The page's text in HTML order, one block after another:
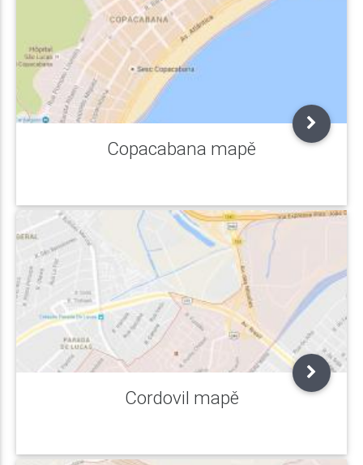
Copacabana mapě
Cordovil mapě